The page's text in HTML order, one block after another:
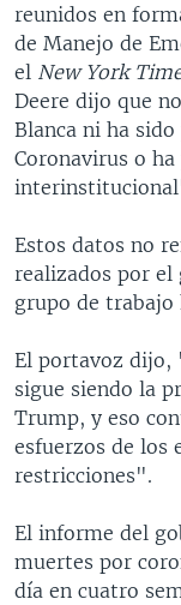
reunidos en
de Manejo de
el New York
Deere dijo que
Blanca ni ha
Coronavirus o
Estos datos no
realizados por el
grupo de trabajo
El portavoz dijo,
sigue siendo la
Trump, y eso
esfuerzos de los
restricciones".
El informe del
muertes por
día en cuatro